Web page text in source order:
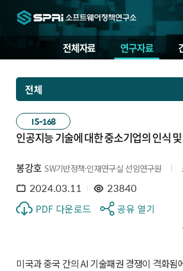
전체자료 연구자료
전체
IS-168
인공지능 기술에 대한 중소기업의 인식
봉강호 SW기반정책·인재연구실 선임연구원
2024.03.11 23840
PDF 다운로드
공유 열기
미국과 중국 간의 AI 기술패권 경쟁이 격화됨